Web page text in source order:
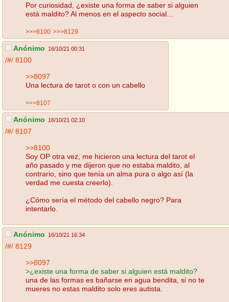
Por curiosidad, ¿existe una forma de saber si alguien
está maldito? Al menos en el aspecto social...
>>>8100 >>>8129
Anónimo 16/10/21 00:31
/#/ 8100
>>8097
Una lectura de tarot o con un cabello
>>>8107
Anónimo 16/10/21 02:10
/#/ 8107
>>8100
Soy OP otra vez, me hicieron una lectura del tarot el
año pasado y me dijeron que no estaba maldito, al
contrario, sino que tenía un alma pura o algo así (la
verdad me cuesta creerlo).
¿Cómo sería el método del cabello negro? Para
intentarlo.
Anónimo 16/10/21 16:34
/#/ 8129
>>8097
>¿existe una forma de saber si alguien está maldito?
una de las formas es bañarse en agua bendita, si no te
mueres no estas maldito solo eres autista.